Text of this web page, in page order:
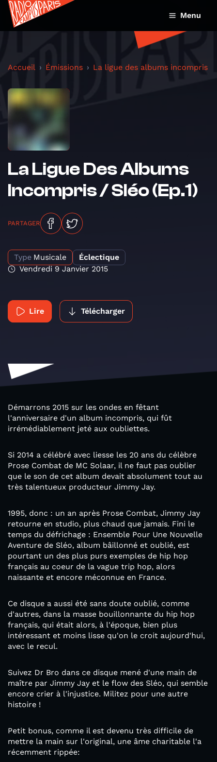
Menu
Accueil Émissions La ligue des albums incompris
La Ligue Des Albums
Incompris / Sléo (Ep.1)
PARTAGER
Type Musicale
Éclectique
Vendredi 9 Janvier 2015
Lire Télécharger
Démarrons 2015 sur les ondes en fêtant
l'anniversaire d'un album incompris, qui fût
irrémédiablement jeté aux oubliettes.
Si 2014 a célébré avec liesse les 20 ans du célèbre
Prose Combat de MC Solaar, il ne faut pas oublier
que le son de cet album devait absolument tout au
très talentueux producteur Jimmy Jay.
1995, donc : un an après Prose Combat, Jimmy Jay
retourne en studio, plus chaud que jamais. Fini le
temps du défrichage : Ensemble Pour Une Nouvelle
Aventure de Sléo, album bâillonné et oublié, est
pourtant un des plus purs exemples de hip hop
français au coeur de la vague trip hop, alors
naissante et encore méconnue en France.
Ce disque a aussi été sans doute oublié, comme
d'autres, dans la masse bouillonnante du hip hop
français, qui était alors, à l'époque, bien plus
intéressant et moins lisse qu'on le croit aujourd'hui,
avec le recul.
Suivez Dr Bro dans ce disque mené d'une main de
maître par Jimmy Jay et le flow des Sléo, qui semble
encore crier à l'injustice. Militez pour une autre
histoire !
Petit bonus, comme il est devenu très difficile de
mettre la main sur l'original, une âme charitable l'a
récemment rippée: